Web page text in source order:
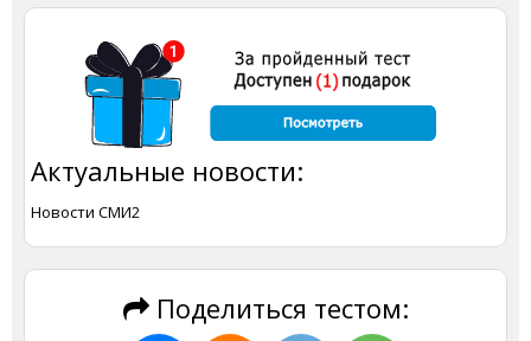
Актуальные новости:
Новости СМИ2
Поделиться тестом: